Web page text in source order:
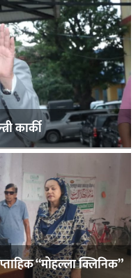
कार्की
“मोहल्ला क्लिनिक”